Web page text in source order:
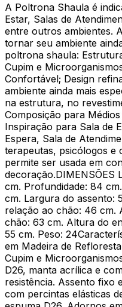
A Poltrona Shaula é
Estar, Salas de
entre outros ambientes.
tornar seu ambiente
poltrona shaula:
Cupim e
Confortável; Design
ambiente ainda mais
na estrutura, no
Composição para
Inspiração para Sala de
Espera, Sala de
terapeutas, psicólogos e
permite ser usada em
decoração.DIMENSÕES
cm. Profundidade: 84
cm. Largura do assento:
relação ao chão: 46 cm.
chão: 63 cm. Altura do
55 cm. Peso:
em Madeira de
Cupim e
D26, manta acrílica e
resistência. Assento fixo
com percintas elásticas